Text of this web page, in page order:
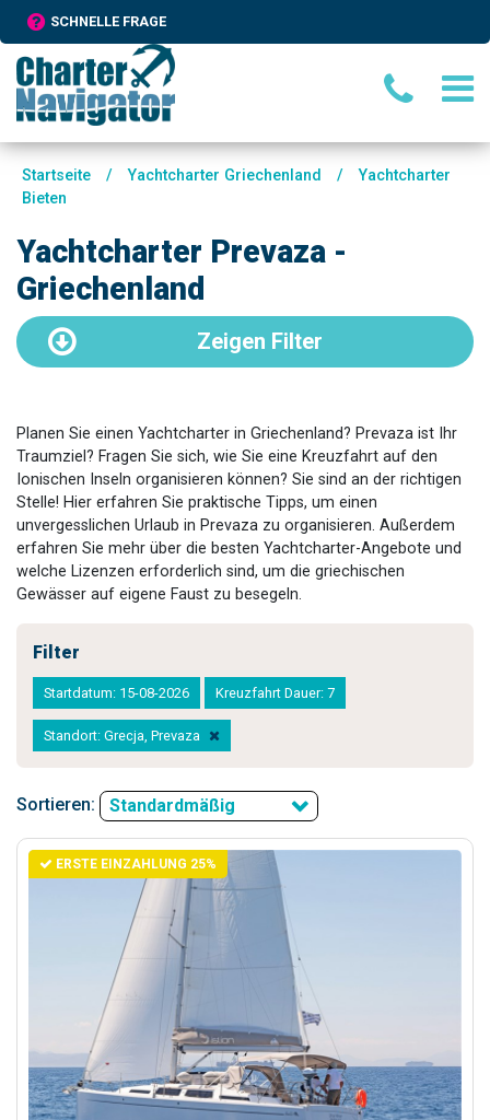
SCHNELLE FRAGE
Startseite / Yachtcharter Griechenland /
Yachtcharter
Bieten
Yachtcharter Prevaza -
Griechenland
Zeigen Filter
Planen Sie einen Yachtcharter in Griechenland? Prevaza ist Ihr
Traumziel? Fragen Sie sich, wie Sie eine Kreuzfahrt auf den
Ionischen Inseln organisieren können? Sie sind an der richtigen
Stelle! Hier erfahren Sie praktische Tipps, um einen
unvergesslichen Urlaub in Prevaza zu organisieren. Außerdem
erfahren Sie mehr über die besten Yachtcharter-Angebote und
welche Lizenzen erforderlich sind, um die griechischen
Gewässer auf eigene Faust zu besegeln.
Filter
Startdatum: 15-08-2026 Kreuzfahrt Dauer: 7
Standort: Grecja, Prevaza
Sortieren: Standardmäßig
ERSTE EINZAHLUNG 25%